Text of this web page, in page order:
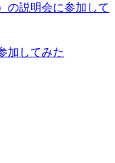
の説明会に参加して
加してみた